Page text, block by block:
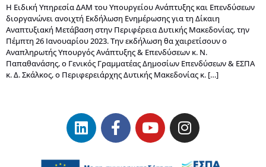
Η Ειδική Υπηρεσία ΔΑΜ του Υπουργείου Ανάπτυξης και Επενδύσεων
διοργανώνει ανοιχτή Εκδήλωση Ενημέρωσης για τη Δίκαιη
Αναπτυξιακή Μετάβαση στην Περιφέρεια Δυτικής Μακεδονίας, την
Πέμπτη 26 Ιανουαρίου 2023. Την εκδήλωση θα χαιρετίσουν ο
Aναπληρωτής Υπουργός Ανάπτυξης & Επενδύσεων κ. Ν.
Παπαθανάσης, ο Γενικός Γραμματέας Δημοσίων Επενδύσεων & ΕΣΠΑ
κ. Δ. Σκάλκος, ο Περιφερειάρχης Δυτικής Μακεδονίας κ. […]